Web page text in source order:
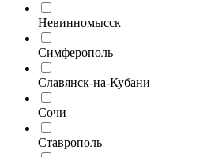
Невинномысск
Симферополь
Славянск-на-Кубани
Сочи
Ставрополь